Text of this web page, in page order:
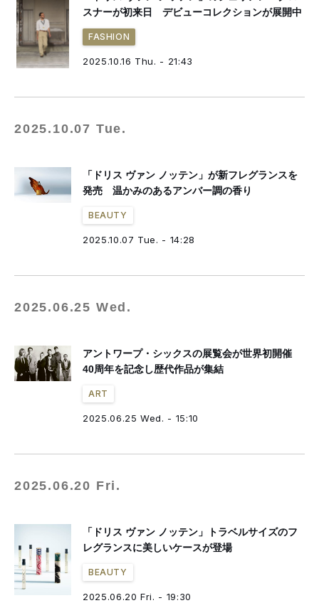
スナーが初来日 デビューコレクションが展開中
FASHION
2025.10.16 Thu. - 21:43
2025.10.07 Tue.
「ドリス ヴァン ノッテン」が新フレグランスを
発売 温かみのあるアンバー調の香り
BEAUTY
2025.10.07 Tue. - 14:28
2025.06.25 Wed.
アントワープ・シックスの展覧会が世界初開催
40周年を記念し歴代作品が集結
ART
2025.06.25 Wed. - 15:10
2025.06.20 Fri.
「ドリス ヴァン ノッテン」トラベルサイズのフ
レグランスに美しいケースが登場
BEAUTY
2025.06.20 Fri. - 19:30